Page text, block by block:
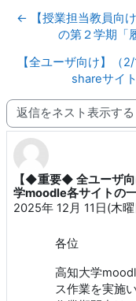
← 【授業担当教員向
の第２学期「
【全ユーザ向け】（
shareサイ
表示モード
【◆重要◆ 全ユーザ
学moodle各サイトの
2025年 12月 11日(木
返信数: 0
各位
高知大学
ス作業を実施